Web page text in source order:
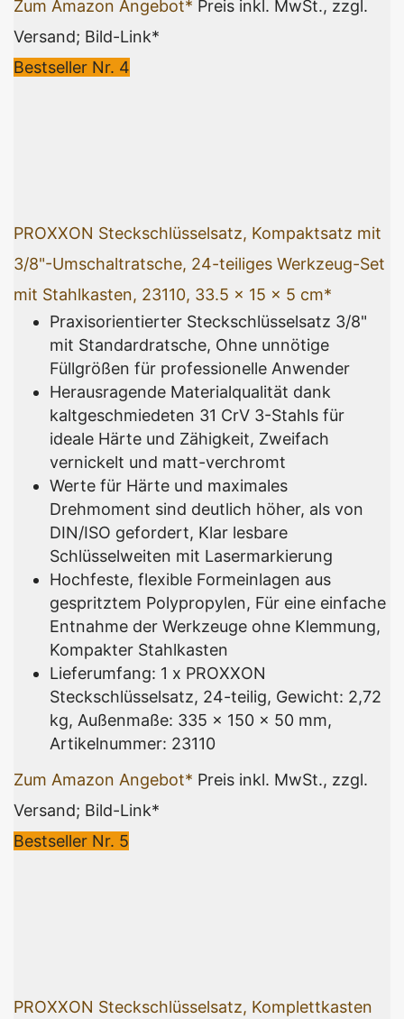
Zum Amazon Angebot* Preis inkl. MwSt., zzgl.
Versand; Bild-Link*
Bestseller Nr. 4
PROXXON Steckschlüsselsatz, Kompaktsatz mit
3/8"-Umschaltratsche, 24-teiliges Werkzeug-Set
mit Stahlkasten, 23110, 33.5 x 15 x 5 cm*
Praxisorientierter Steckschlüsselsatz 3/8"
mit Standardratsche, Ohne unnötige
Füllgrößen für professionelle Anwender
Herausragende Materialqualität dank
kaltgeschmiedeten 31 CrV 3-Stahls für
ideale Härte und Zähigkeit, Zweifach
vernickelt und matt-verchromt
Werte für Härte und maximales
Drehmoment sind deutlich höher, als von
DIN/ISO gefordert, Klar lesbare
Schlüsselweiten mit Lasermarkierung
Hochfeste, flexible Formeinlagen aus
gespritztem Polypropylen, Für eine einfache
Entnahme der Werkzeuge ohne Klemmung,
Kompakter Stahlkasten
Lieferumfang: 1 x PROXXON
Steckschlüsselsatz, 24-teilig, Gewicht: 2,72
kg, Außenmaße: 335 x 150 x 50 mm,
Artikelnummer: 23110
Zum Amazon Angebot* Preis inkl. MwSt., zzgl.
Versand; Bild-Link*
Bestseller Nr. 5
PROXXON Steckschlüsselsatz, Komplettkasten